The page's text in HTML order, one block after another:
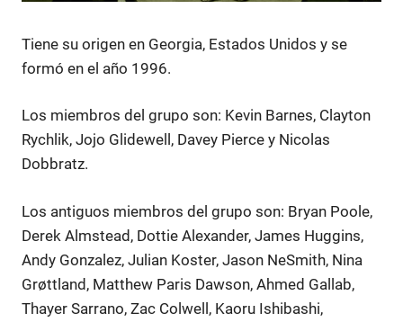
Tiene su origen en Georgia, Estados Unidos y se
formó en el año 1996.
Los miembros del grupo son: Kevin Barnes, Clayton
Rychlik, Jojo Glidewell, Davey Pierce y Nicolas
Dobbratz.
Los antiguos miembros del grupo son: Bryan Poole,
Derek Almstead, Dottie Alexander, James Huggins,
Andy Gonzalez, Julian Koster, Jason NeSmith, Nina
Grøttland, Matthew Paris Dawson, Ahmed Gallab,
Thayer Sarrano, Zac Colwell, Kaoru Ishibashi,